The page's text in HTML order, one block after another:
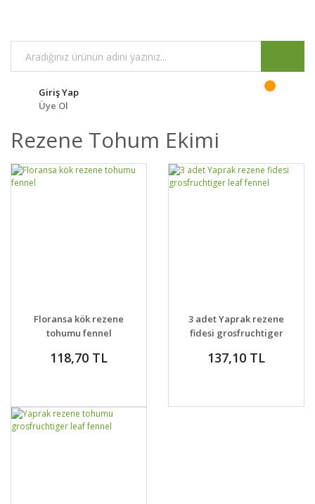
Giriş Yap
Üye Ol
Rezene Tohum Ekimi
DETAYLAR SEPETE EKLE
Floransa kök rezene
tohumu fennel
118,70 TL
DETAYLAR
VER
3 adet Yaprak rezene
fidesi grosfruchtiger
137,10 TL